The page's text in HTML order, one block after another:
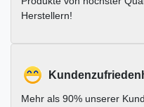
Herstellern!
Mehr als 90% unserer